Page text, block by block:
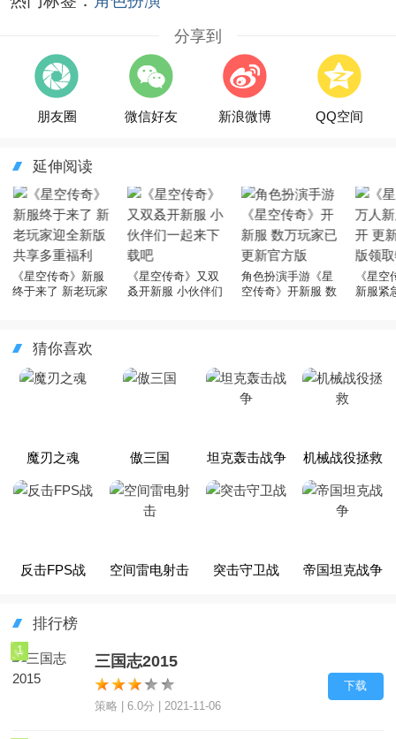
分享到
朋友圈 微信好友 新浪微博 QQ空间
延伸阅读
《星空传奇》新服
终于来了 新老玩家
《星空传奇》又双
叒开新服 小伙伴们
角色扮演手游《星
空传奇》开新服 数
《星
新服紧
猜你喜欢
魔刃之魂 傲三国 坦克轰击战争 机械战役拯救
反击FPS战 空间雷电射击 突击守卫战 帝国坦克战争
排行榜
1
三国志2015
策略 | 6.0分 | 2021-11-06
下载